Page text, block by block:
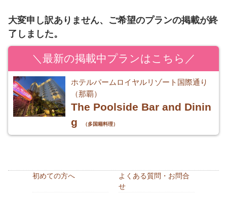
大変申し訳ありません、ご希望のプランの掲載が終
了しました。
＼最新の掲載中プランはこちら／
ホテルパームロイヤルリゾート国際通り
（那覇）
The Poolside Bar and Dinin
g
（多国籍料理）
初めての方へ
よくある質問・お問合
せ